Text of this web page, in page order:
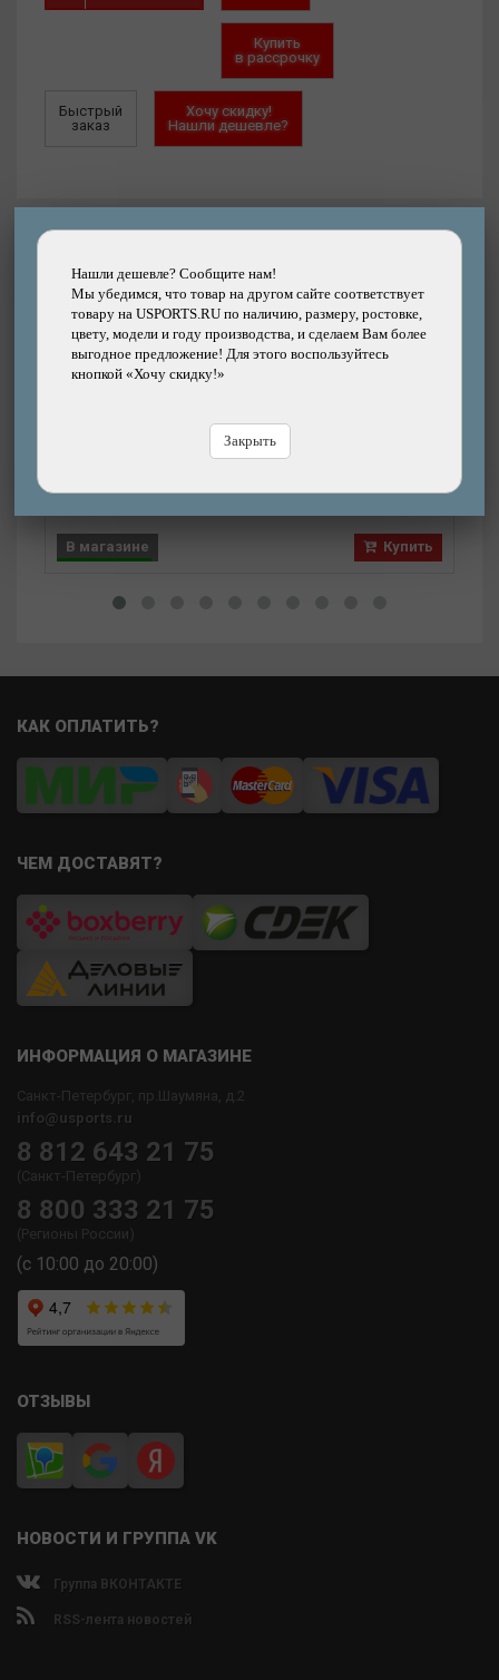
Нашли дешевле? Сообщите нам!
Мы убедимся, что товар на другом сайте соответствует
товару на USPORTS.RU по наличию, размеру, ростовке,
цвету, модели и году производства, и сделаем Вам более
выгодное предложение! Для этого воспользуйтесь
кнопкой «Хочу скидку!»
Закрыть
Купить
в рассрочку
Быстрый
заказ
Хочу скидку!
Нашли дешевле?
Другие товары каталога
Подробнее
Бренд: KENLI
Цена: 1390р.
Купить
В магазине
КАК ОПЛАТИТЬ?
ЧЕМ ДОСТАВЯТ?
ИНФОРМАЦИЯ О МАГАЗИНЕ
Санкт-Петербург, пр.Шаумяна, д.2
info@usports.ru
8 812 643 21 75
(Санкт-Петербург)
8 800 333 21 75
(Регионы России)
(с 10:00 до 20:00)
ОТЗЫВЫ
НОВОСТИ И ГРУППА VK
Группа ВКОНТАКТЕ
RSS-лента новостей